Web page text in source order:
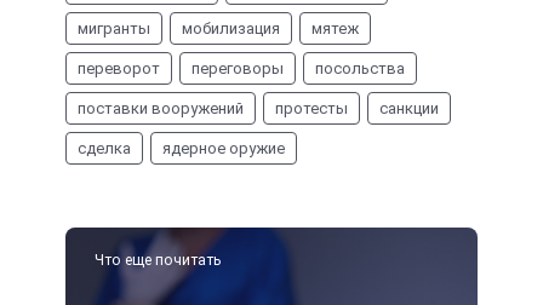
мигранты мобилизация мятеж
переворот переговоры посольства
поставки вооружений протесты санкции
сделка ядерное оружие
Что еще почитать